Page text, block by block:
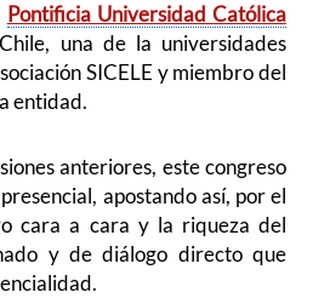
Pontificia Universidad Católica
, una de la universidades
SICELE y miembro del
entidad.
anteriores, este congreso
apostando así, por el
cara a cara y la riqueza del
y de diálogo directo que